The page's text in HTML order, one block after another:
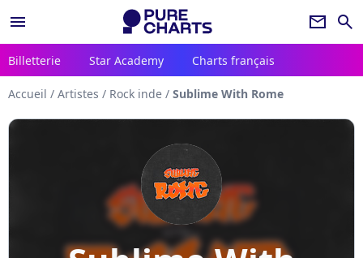
menu newsletter search
Billetterie Star Academy Charts français
Accueil / Artistes / Rock inde / Sublime With Rome